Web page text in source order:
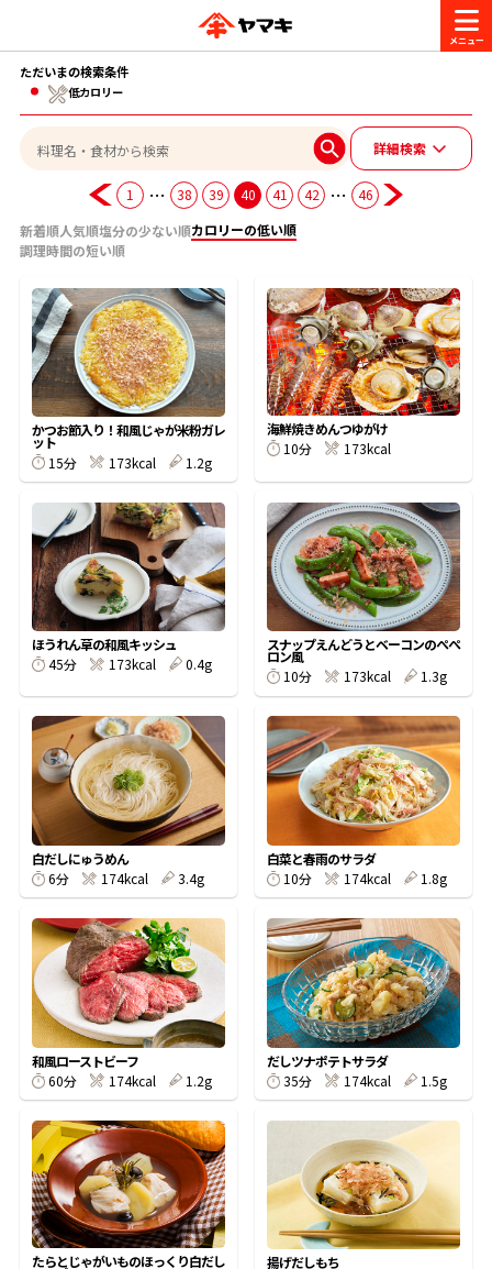
商品情報
ブランド一覧
ヤマキ『めんつゆ』 ヤマキ 割烹白だし
旨さ、別格。だし屋の鍋 韓福善シリーズ
サッと鍋® 楽チン鍋®
楽チン屋® ストレートつゆ
レシピ
おいしいレシピを探す
おいしいレシピトップ
主食レシピ
主菜レシピ
汁物レシピ
時短レシピ
おいしいレシピを商品から探す
かつお節レシピ
めんつゆレシピ
割烹白だしレシピ
レシピ特設サイト
割烹白だしレシピ特集
だし巻き卵特集
かつおだしが決め手！簡単茶碗蒸し
かつお節・だしを楽しむ
かつお節・だしを知る
だしの取り方
かつお節の削り方
かつお節・だしをもっと知る
ヤマキ かつお節プラス®
かつお節・だしを楽しむ
だしコミュ
CM・キャンペーン
キャンペーン一覧
企業・採用情報
企業情報
- 百年対話
- ヤマキ かつお節プラス®
採用情報
- ジョブリターン制
お問い合わせ
ヤマキお客様相談室
オンラインショップ
コミュニティサイト
Global
ただいまの検索条件
低カロリー
詳細検索
1 … 38 39 40 41 42 …
46
新着順人気順塩分の少ない順カロリーの低い順
調理時間の短い順
かつお節入り！和風じゃが米粉ガレ
ット
15分
173kcal 1.2g
海鮮焼きめんつゆがけ
10分
173kcal
ほうれん草の和風キッシュ
45分
173kcal 0.4g
スナップえんどうとベーコンのぺぺ
ロン風
10分
173kcal 1.3g
白だしにゅうめん
6分
174kcal 3.4g
白菜と春雨のサラダ
10分
174kcal 1.8g
和風ローストビーフ
60分
174kcal 1.2g
だしツナポテトサラダ
35分
174kcal 1.5g
たらとじゃがいものほっくり白だし
揚げだしもち